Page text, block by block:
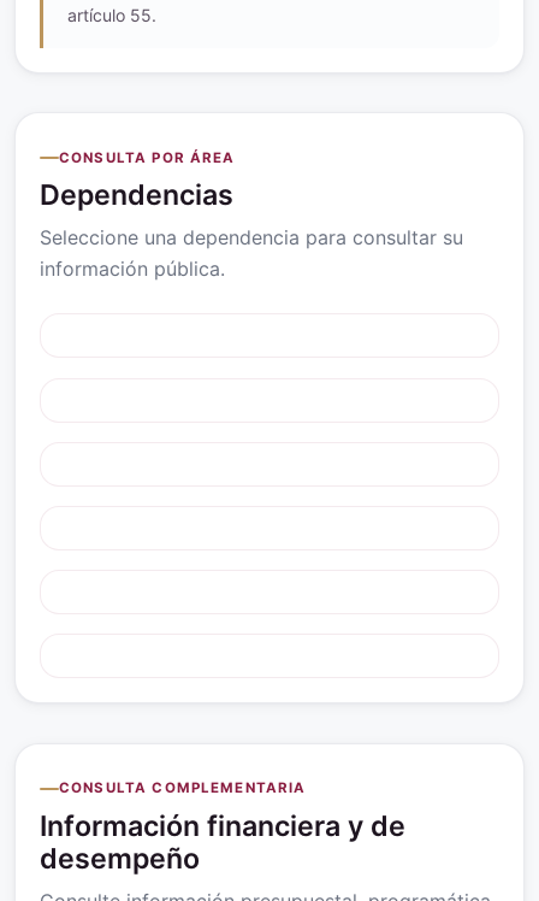
artículo 55.
CONSULTA POR ÁREA
Dependencias
Seleccione una dependencia para consultar su
información pública.
CONSULTA COMPLEMENTARIA
Información financiera y de
desempeño